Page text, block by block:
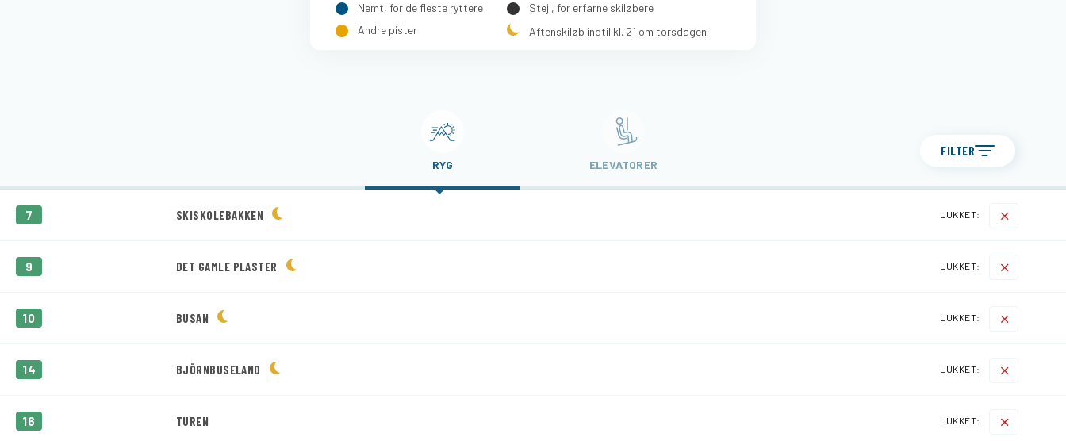
Nemt, for de fleste ryttere
Andre pister
Stejl, for erfarne skiløbere
Aftenskiløb indtil kl. 21 om torsdagen
FILTER
RYG ELEVATORER
7 SKISKOLEBAKKEN LUKKET:
9 DET GAMLE PLASTER LUKKET:
10 BUSAN LUKKET:
14 BJÖRNBUSELAND LUKKET:
16 TUREN LUKKET: